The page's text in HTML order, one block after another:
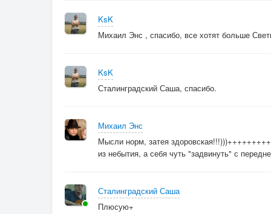
KsK
Михаил Энс , спасибо, все хотят больше
KsK
Сталинградский Саша, спасибо.
Михаил Энс
Мысли норм, затея
из небытия, а себя чуть "задвинуть" с
Сталинградский Саша
Плюсую+